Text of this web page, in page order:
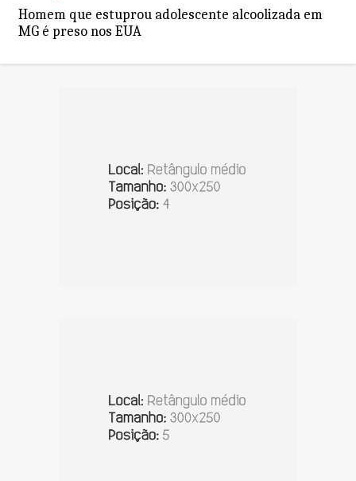
Homem que estuprou adolescente alcoolizada em
MG é preso nos EUA